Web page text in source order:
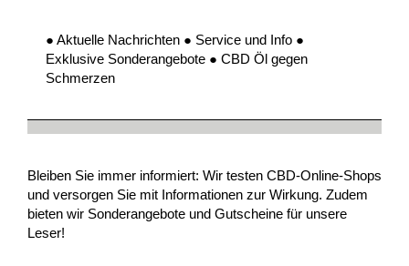
● Aktuelle Nachrichten ● Service und Info ●
Exklusive Sonderangebote ● CBD Öl gegen
Schmerzen
Bleiben Sie immer informiert: Wir testen CBD-Online-Shops
und versorgen Sie mit Informationen zur Wirkung. Zudem
bieten wir Sonderangebote und Gutscheine für unsere
Leser!